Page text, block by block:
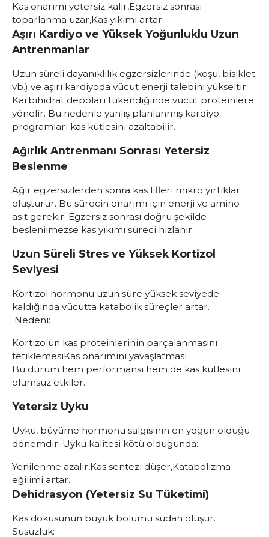
Kas onarımı yetersiz kalır,Egzersiz sonrası
toparlanma uzar,Kas yıkımı artar.
Aşırı Kardiyo ve Yüksek Yoğunluklu Uzun
Antrenmanlar
Uzun süreli dayanıklılık egzersizlerinde (koşu, bisiklet
vb.) ve aşırı kardiyoda vücut enerji talebini yükseltir.
Karbıhidrat depoları tükendiğinde vücut proteinlere
yönelir. Bu nedenle yanlış planlanmış kardiyo
programları kas kütlesini azaltabilir.
Ağırlık Antrenmanı Sonrası Yetersiz
Beslenme
Ağır egzersizlerden sonra kas lifleri mikro yırtıklar
oluşturur. Bu sürecin onarımı için enerji ve amino
asit gerekir. Egzersiz sonrası doğru şekilde
beslenilmezse kas yıkımı süreci hızlanır.
Uzun Süreli Stres ve Yüksek Kortizol
Seviyesi
Kortizol hormonu uzun süre yüksek seviyede
kaldığında vücutta katabolik süreçler artar.
Nedeni:
Kortizolün kas proteinlerinin parçalanmasını
tetiklemesiKas onarımını yavaşlatması
Bu durum hem performansı hem de kas kütlesini
olumsuz etkiler.
Yetersiz Uyku
Uyku, büyüme hormonu salgısının en yoğun olduğu
dönemdir. Uyku kalitesi kötü olduğunda:
Yenilenme azalır,Kas sentezi düşer,Katabolizma
eğilimi artar.
Dehidrasyon (Yetersiz Su Tüketimi)
Kas dokusunun büyük bölümü sudan oluşur.
Susuzluk: